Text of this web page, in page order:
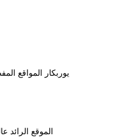
يوربكار المواقع
الموقع الرائد